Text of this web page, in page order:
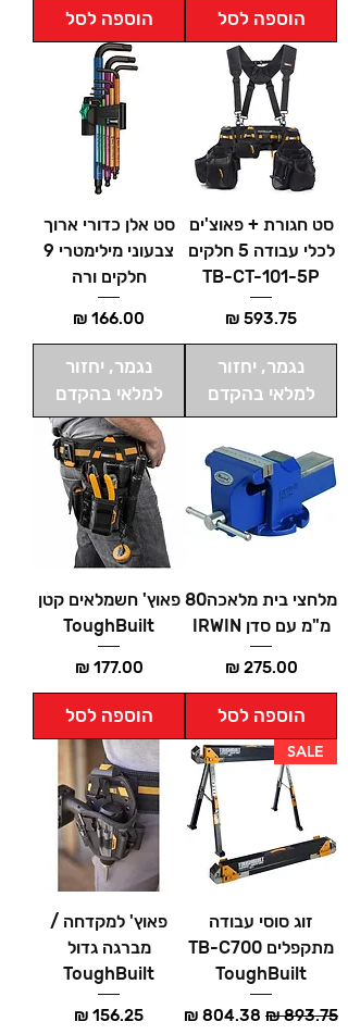
הוספה לסל הוספה לסל
סט חגורת + פאוצ'ים
לכלי עבודה 5 חלקים
TB-CT-101-5P
מחיר
נגמר, יחזור
למלאי בהקדם
סט אלן כדורי ארוך
צבעוני מילימטרי 9
חלקים ורה
מחיר
נגמר, יחזור
למלאי בהקדם
מלחצי בית מלאכה80
מ"מ עם סדן IRWIN
מחיר
הוספה לסל
פאוץ' חשמלאים קטן
ToughBuilt
מחיר
הוספה לסל
SALE
זוג סוסי עבודה
מתקפלים TB-C700
ToughBuilt
מחיר רגיל מחיר מבצע
פאוץ' למקדחה /
מברגה גדול
ToughBuilt
מחיר